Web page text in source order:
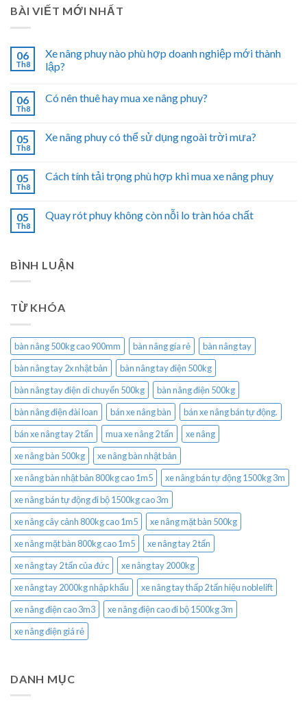
BÀI VIẾT MỚI NHẤT
06
Th8
Xe nâng phuy nào phù hợp doanh nghiệp mới thành
lập?
06
Th8
Có nên thuê hay mua xe nâng phuy?
05
Th8
Xe nâng phuy có thể sử dụng ngoài trời mưa?
05
Th8
Cách tính tải trọng phù hợp khi mua xe nâng phuy
05
Th8
Quay rót phuy không còn nỗi lo tràn hóa chất
BÌNH LUẬN
TỪ KHÓA
bàn nâng 500kg cao 900mm bàn nâng gía rẻ
bàn nâng tay
bàn nâng tay 2x nhật bản
bàn nâng tay điện 500kg
bàn nâng tay điện di chuyển 500kg
bàn nâng điện 500kg
bàn nâng điện đài loan
bán xe nâng bàn
bán xe nâng bán tự động.
bán xe nâng tay 2 tấn
mua xe nâng 2 tấn
xe nâng
xe nâng bàn 500kg
xe nâng bàn nhật bản
xe nâng bàn nhật bản 800kg cao 1m5
xe nâng bán tự động 1500kg 3m
xe nâng bán tự động đi bộ 1500kg cao 3m
xe nâng cây cảnh 800kg cao 1m5
xe nâng mặt bàn 500kg
xe nâng mặt bàn 800kg cao 1m5
xe nâng tay 2 tấn
xe nâng tay 2 tấn của đức
xe nâng tay 2000kg
xe nâng tay 2000kg nhập khẩu
xe nâng tay thấp 2 tấn hiệu noblelift
xe nâng điện cao 3m3
xe nâng điện cao đi bộ 1500kg 3m
xe nâng điện giá rẻ
DANH MỤC